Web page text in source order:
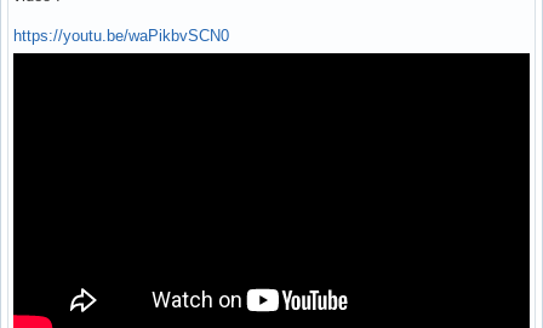
https://youtu.be/waPikbvSCN0